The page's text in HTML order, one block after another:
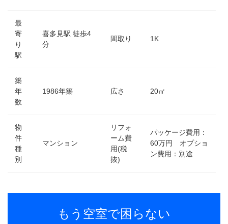
最
寄
り
駅
喜多見駅 徒歩4
分
間取り 1K
築
年
数
1986年築 広さ 20㎡
物
件
種
別
マンション
リフォ
ーム費
用(税
抜)
パッケージ費用：
60万円 オプショ
ン費用：別途
もう空室で困らない